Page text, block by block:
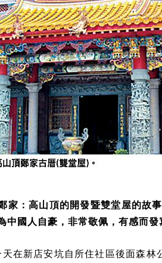
家：高山頂的開發暨雙堂屋的故
中國人自豪，非常敬佩，有感而發
在新店安坑自所住社區後面森